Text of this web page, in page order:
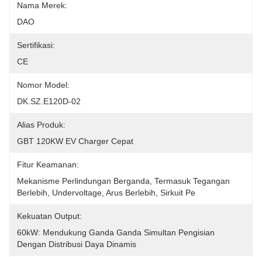
Nama Merek:
DAO
Sertifikasi:
CE
Nomor Model:
DK.SZ.E120D-02
Alias ​​Produk:
GBT 120KW EV Charger Cepat
Fitur Keamanan:
Mekanisme Perlindungan Berganda, Termasuk Tegangan
Berlebih, Undervoltage, Arus Berlebih, Sirkuit Pe
Kekuatan Output:
60kW: Mendukung Ganda Ganda Simultan Pengisian
Dengan Distribusi Daya Dinamis